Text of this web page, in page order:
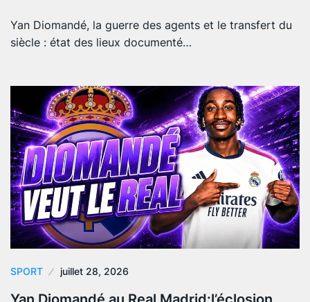
Yan Diomandé, la guerre des agents et le transfert du
siècle : état des lieux documenté…
SPORT juillet 28, 2026